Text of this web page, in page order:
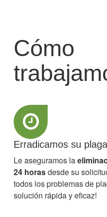
Cómo
Erradicamos su
Le aseguramos la
24 horasdesde su
todos los problemas de
solución rápida y eficaz!